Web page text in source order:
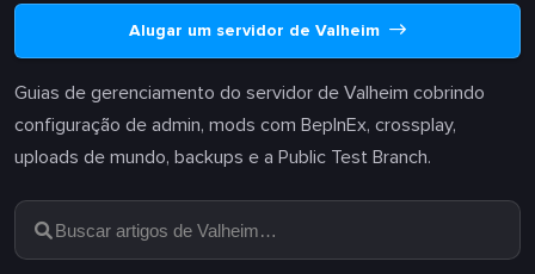
Alugar um servidor de Valheim
Guias de gerenciamento do servidor de Valheim cobrindo
configuração de admin, mods com BepInEx, crossplay,
uploads de mundo, backups e a Public Test Branch.